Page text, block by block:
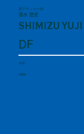
男子サッカー部
清水 悠史
SHIMIZU YUJI
DF
1年生
大阪府